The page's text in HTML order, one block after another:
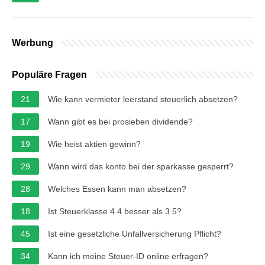
Werbung
Populäre Fragen
21 Wie kann vermieter leerstand steuerlich absetzen?
17 Wann gibt es bei prosieben dividende?
19 Wie heist aktien gewinn?
29 Wann wird das konto bei der sparkasse gesperrt?
28 Welches Essen kann man absetzen?
18 Ist Steuerklasse 4 4 besser als 3 5?
45 Ist eine gesetzliche Unfallversicherung Pflicht?
34 Kann ich meine Steuer-ID online erfragen?